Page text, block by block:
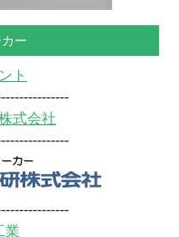
ー